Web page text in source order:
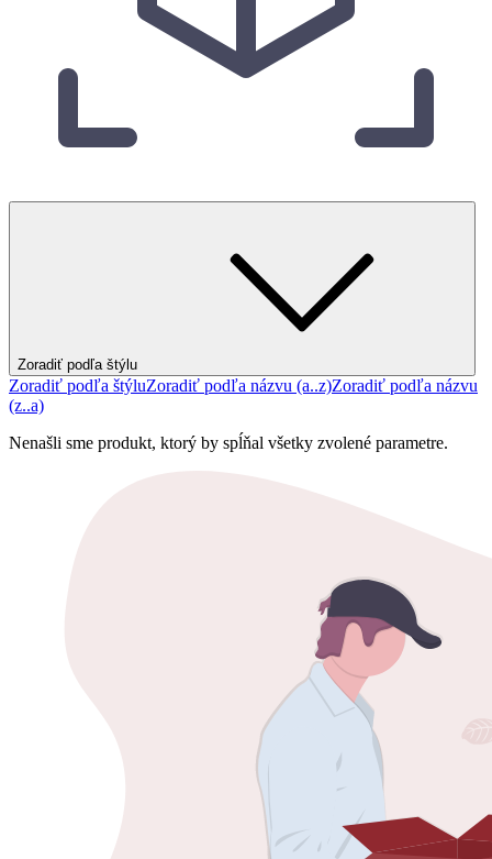
Zoradiť podľa štýlu
Zoradiť podľa štýluZoradiť podľa názvu (a..z)Zoradiť podľa názvu
(z..a)
Nenašli sme produkt, ktorý by spĺňal všetky zvolené parametre.